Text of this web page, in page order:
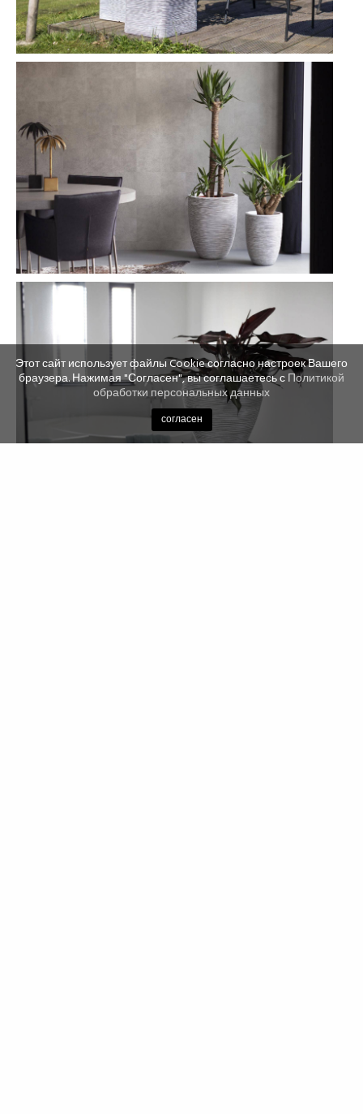
Этот сайт использует файлы Cookie согласно настроек Вашего
браузера. Нажимая "Согласен", вы соглашаетесь сПолитикой
обработки персональных данных
согласен